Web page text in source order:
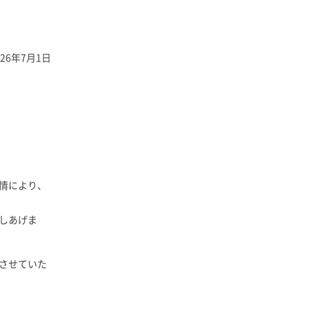
年7月1日
より、
あげま
せていた